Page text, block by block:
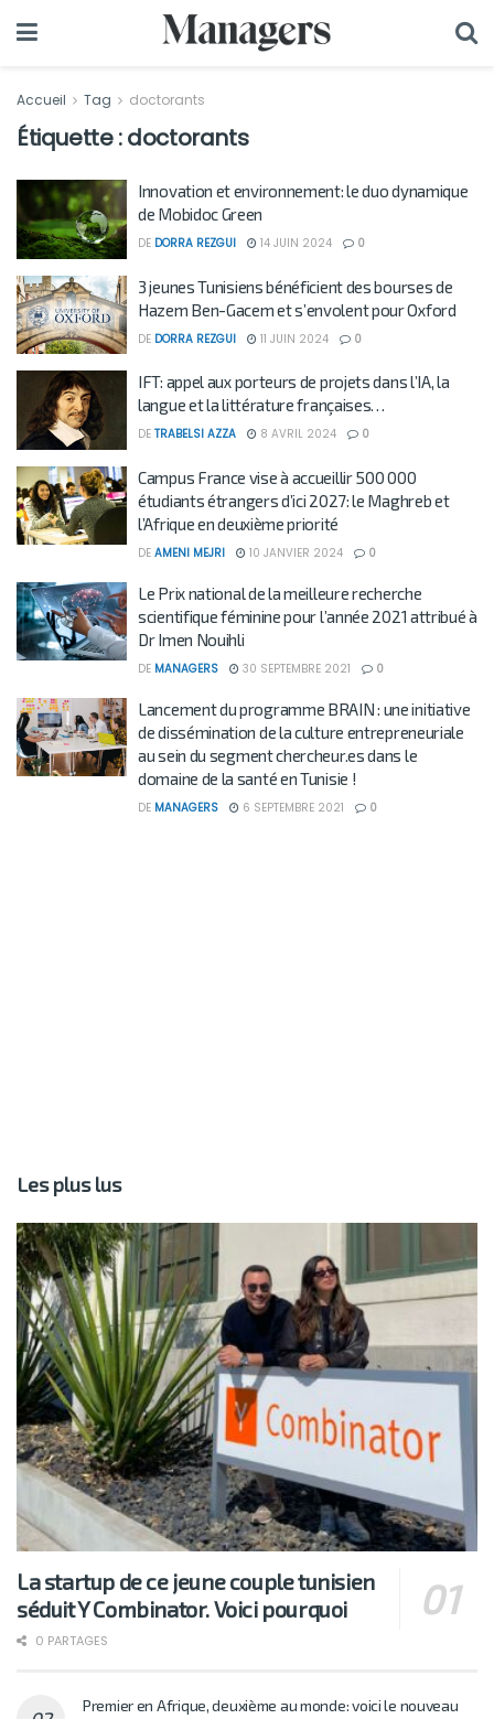
Accueil Tag doctorants
Étiquette :doctorants
Innovation et environnement: le duo dynamique
de Mobidoc Green
DE DORRA REZGUI 14 JUIN 2024 0
3 jeunes Tunisiens bénéficient des bourses de
Hazem Ben-Gacem et s’envolent pour Oxford
DE DORRA REZGUI 11 JUIN 2024 0
IFT: appel aux porteurs de projets dans l’IA, la
langue et la littérature françaises…
DE TRABELSI AZZA 8 AVRIL 2024 0
Campus France vise à accueillir 500 000
étudiants étrangers d’ici 2027: le Maghreb et
l’Afrique en deuxième priorité
DE AMENI MEJRI 10 JANVIER 2024 0
Le Prix national de la meilleure recherche
scientifique féminine pour l’année 2021 attribué à
Dr Imen Nouihli
DE MANAGERS 30 SEPTEMBRE 2021 0
Lancement du programme BRAIN : une initiative
de dissémination de la culture entrepreneuriale
au sein du segment chercheur.es dans le
domaine de la santé en Tunisie !
DE MANAGERS 6 SEPTEMBRE 2021 0
Les plus lus
La startup de ce jeune couple tunisien
séduit Y Combinator. Voici pourquoi
0 PARTAGES
Premier en Afrique, deuxième au monde: voici le nouveau